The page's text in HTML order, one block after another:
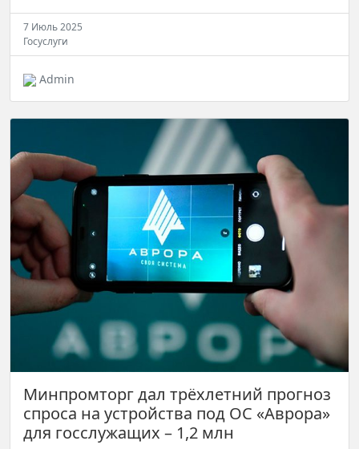
7 Июль 2025
Госуслуги
Admin
Минпромторг дал трёхлетний прогноз
спроса на устройства под ОС «Аврора»
для госслужащих – 1,2 млн